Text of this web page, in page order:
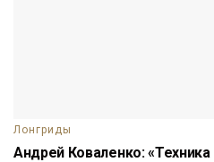
Лонгриды
Андрей Коваленко: